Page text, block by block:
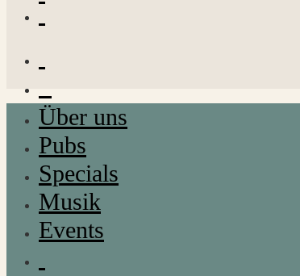
Über uns
Pubs
Specials
Musik
Events